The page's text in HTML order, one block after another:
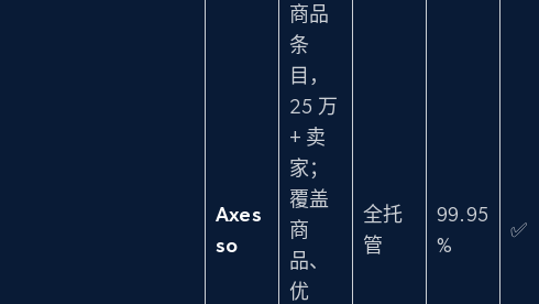
Axes
so
商品
条
目，
25 万
+ 卖
家；
覆盖
商
品、
优
全托
管
99.95
%
✅